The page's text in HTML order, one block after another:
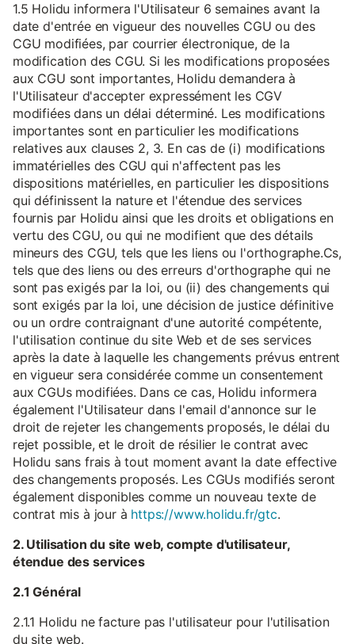
1.5 Holidu informera l'Utilisateur 6 semaines avant la
date d'entrée en vigueur des nouvelles CGU ou des
CGU modifiées, par courrier électronique, de la
modification des CGU. Si les modifications proposées
aux CGU sont importantes, Holidu demandera à
l'Utilisateur d'accepter expressément les CGV
modifiées dans un délai déterminé. Les modifications
importantes sont en particulier les modifications
relatives aux clauses 2, 3. En cas de (i) modifications
immatérielles des CGU qui n'affectent pas les
dispositions matérielles, en particulier les dispositions
qui définissent la nature et l'étendue des services
fournis par Holidu ainsi que les droits et obligations en
vertu des CGU, ou qui ne modifient que des détails
mineurs des CGU, tels que les liens ou l'orthographe.Cs,
tels que des liens ou des erreurs d'orthographe qui ne
sont pas exigés par la loi, ou (ii) des changements qui
sont exigés par la loi, une décision de justice définitive
ou un ordre contraignant d'une autorité compétente,
l'utilisation continue du site Web et de ses services
après la date à laquelle les changements prévus entrent
en vigueur sera considérée comme un consentement
aux CGUs modifiées. Dans ce cas, Holidu informera
également l'Utilisateur dans l'email d'annonce sur le
droit de rejeter les changements proposés, le délai du
rejet possible, et le droit de résilier le contrat avec
Holidu sans frais à tout moment avant la date effective
des changements proposés. Les CGUs modifiés seront
également disponibles comme un nouveau texte de
contrat mis à jour à https://www.holidu.fr/gtc.
2. Utilisation du site web, compte d'utilisateur,
étendue des services
2.1 Général
2.1.1 Holidu ne facture pas l'utilisateur pour l'utilisation
du site web.